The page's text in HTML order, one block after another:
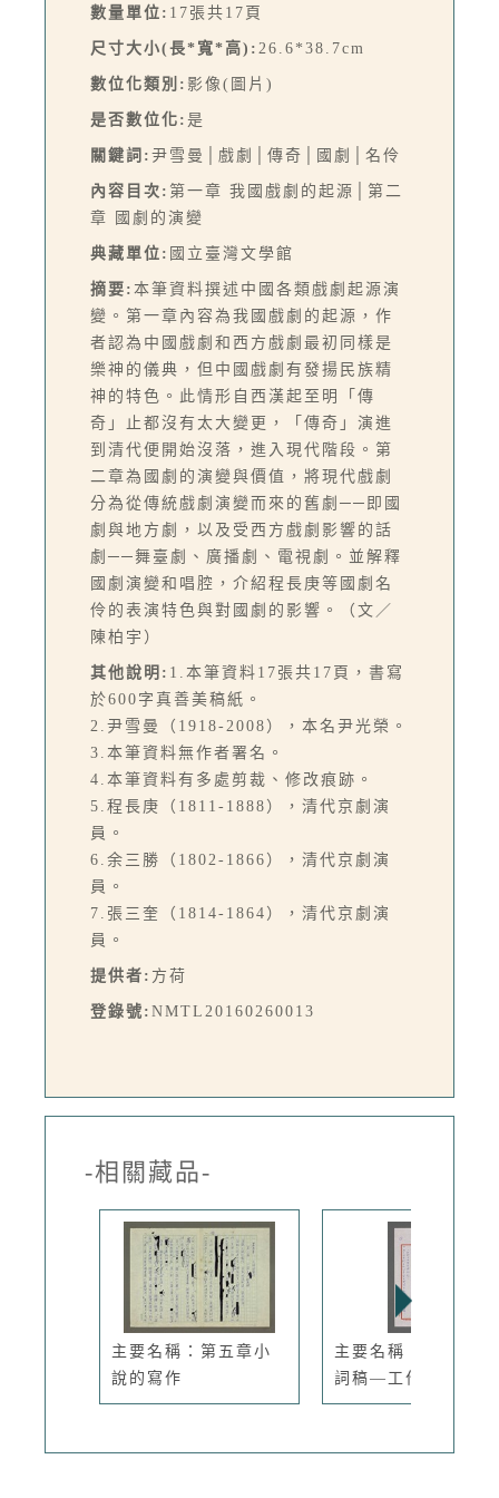
數量單位: 17張共17頁
尺寸大小(長*寬*高): 26.6*38.7cm
數位化類別: 影像(圖片)
是否數位化: 是
關鍵詞: 尹雪曼│戲劇│傳奇│國劇│名伶
內容目次: 第一章 我國戲劇的起源│第二
章 國劇的演變
典藏單位: 國立臺灣文學館
摘要: 本筆資料撰述中國各類戲劇起源演
變。第一章內容為我國戲劇的起源，作
者認為中國戲劇和西方戲劇最初同樣是
樂神的儀典，但中國戲劇有發揚民族精
神的特色。此情形自西漢起至明「傳
奇」止都沒有太大變更，「傳奇」演進
到清代便開始沒落，進入現代階段。第
二章為國劇的演變與價值，將現代戲劇
分為從傳統戲劇演變而來的舊劇──即國
劇與地方劇，以及受西方戲劇影響的話
劇──舞臺劇、廣播劇、電視劇。並解釋
國劇演變和唱腔，介紹程長庚等國劇名
伶的表演特色與對國劇的影響。（文／
陳柏宇）
其他說明: 1.本筆資料17張共17頁，書寫
於600字真善美稿紙。
2.尹雪曼（1918-2008），本名尹光榮。
3.本筆資料無作者署名。
4.本筆資料有多處剪裁、修改痕跡。
5.程長庚（1811-1888），清代京劇演
員。
6.余三勝（1802-1866），清代京劇演
員。
7.張三奎（1814-1864），清代京劇演
員。
提供者: 方荷
登錄號: NMTL20160260013
-相關藏品-
主要名稱：第五章小
說的寫作
主要名稱：尹雪曼致
詞稿—工作...